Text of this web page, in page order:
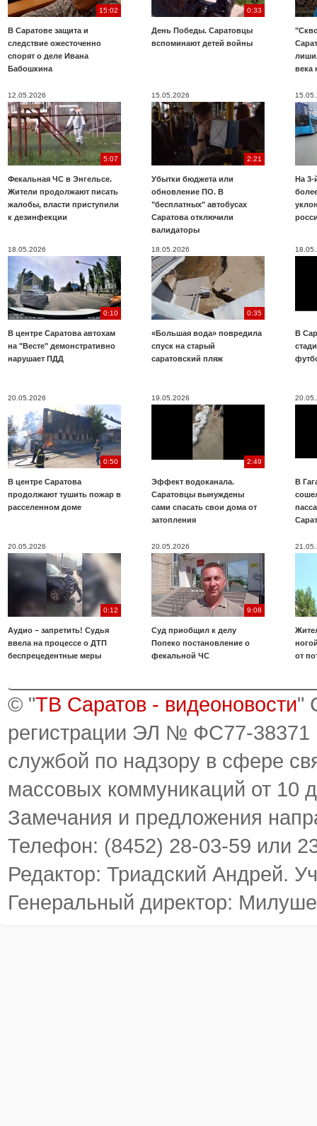
15:02
В Саратове защита и
следствие ожесточенно
спорят о деле Ивана
Бабошкина
0:33
День Победы. Саратовцы
вспоминают детей войны
века
12.05.2026
5:07
Фекальная ЧС в Энгельсе.
Жители продолжают писать
жалобы, власти приступили
к дезинфекции
15.05.2026
2:21
Убытки бюджета или
обновление ПО. В
"бесплатных" автобусах
Саратова отключили
валидаторы
На 3-
18.05.2026
0:10
В центре Саратова автохам
на "Весте" демонстративно
нарушает ПДД
18.05.2026
0:35
«Большая вода» повредила
спуск на старый
саратовский пляж
В
20.05.2026
0:50
В центре Саратова
продолжают тушить пожар в
расселенном доме
19.05.2026
2:49
Эффект водоканала.
Саратовцы вынуждены
сами спасать свои дома от
затопления
В
20.05.2026
0:12
Аудио – запретить! Судья
ввела на процессе о ДТП
беспрецедентные меры
20.05.2026
9:08
Суд приобщил к делу
Попеко постановление о
фекальной ЧС
от
© "ТВ Саратов - видеоновости"
регистрации ЭЛ № ФС77-38371
службой по надзору в сфере
массовых коммуникаций от 10
Замечания и предложения
Телефон: (8452) 28-03-59 или
Редактор: Триадский Андрей.
Генеральный директор: